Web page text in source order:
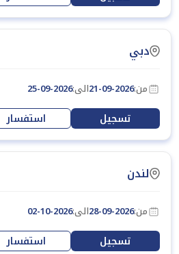
دبي
من:21-09-2026الى:25-09-2026
تسجيل استفسار
لندن
من:28-09-2026الى:02-10-2026
تسجيل استفسار